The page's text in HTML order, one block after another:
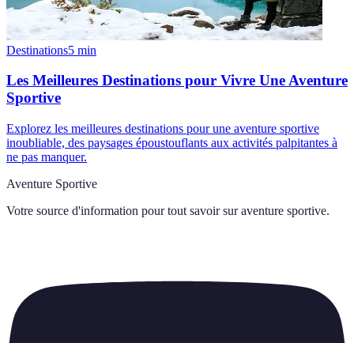
Destinations5 min
Les Meilleures Destinations pour Vivre Une Aventure
Sportive
Explorez les meilleures destinations pour une aventure sportive
inoubliable, des paysages époustouflants aux activités palpitantes à
ne pas manquer.
Aventure Sportive
Votre source d'information pour tout savoir sur aventure sportive.